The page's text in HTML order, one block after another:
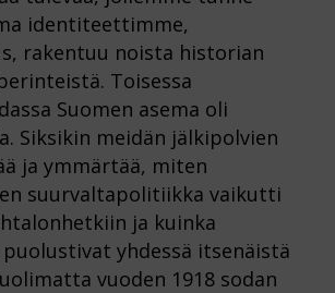
identiteettimme,
rakentuu noista historian
Toisessa
Suomen asema oli
Siksikin meidän jälkipolvien
ja ymmärtää, miten
suurvaltapolitiikka vaikutti
ja kuinka
yhdessä itsenäistä
vuoden 1918 sodan